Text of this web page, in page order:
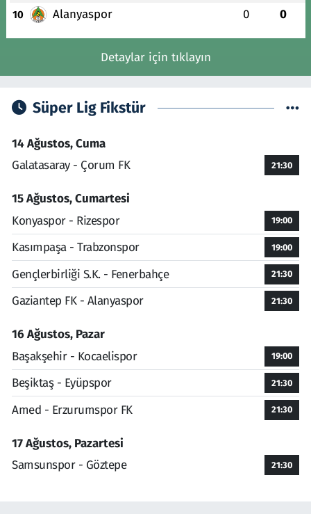
10 Alanyaspor 0 0
Detaylar için tıklayın
Süper Lig Fikstür
14 Ağustos, Cuma
Galatasaray - Çorum FK
21:30
15 Ağustos, Cumartesi
Konyaspor - Rizespor
19:00
Kasımpaşa - Trabzonspor 19:00
Gençlerbirliği S.K. - Fenerbahçe 21:30
Gaziantep FK - Alanyaspor 21:30
16 Ağustos, Pazar
Başakşehir - Kocaelispor
19:00
Beşiktaş - Eyüpspor 21:30
Amed - Erzurumspor FK 21:30
17 Ağustos, Pazartesi
Samsunspor - Göztepe
21:30